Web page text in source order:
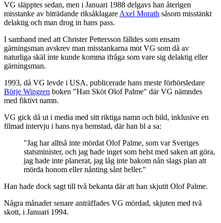
VG släpptes sedan, men i Januari 1988 delgavs han återigen
misstanke av biträdande riksåklagareAxel Morath såsom misstänkt
delaktig och man drog in hans pass.
I samband med att Christer Pettersson fälldes som ensam
gärningsman avskrev man misstankarna mot VG som då av
naturliga skäl inte kunde komma ifråga som vare sig delaktig eller
gärningsman.
1993, då VG levde i USA, publicerade hans meste förhörsledare
Börje Wingren boken "Han Sköt Olof Palme" där VG nämndes
med fiktivt namn.
VG gick då ut i media med sitt riktiga namn och bild, inklusive en
filmad intervju i hans nya hemstad, där han bl a sa:
"Jag har alltså inte mördat Olof Palme, som var Sveriges
statsminister, och jag hade inget som helst med saken att göra,
jag hade inte planerat, jag låg inte bakom nån slags plan att
mörda honom eller nånting sånt heller."
Han hade dock sagt till två bekanta där att han skjutit Olof Palme.
Några månader senare anträffades VG mördad, skjuten med två
skott, i Januari 1994.